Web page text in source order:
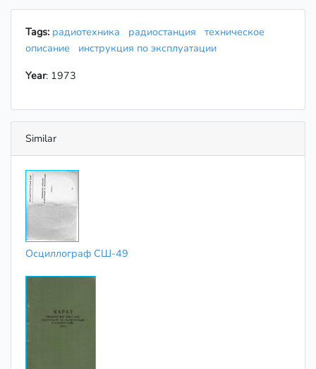
Tags: радиотехника радиостанция
техническое
описание
инструкция по эксплуатации
Year: 1973
Similar
Осциллограф СШ-49